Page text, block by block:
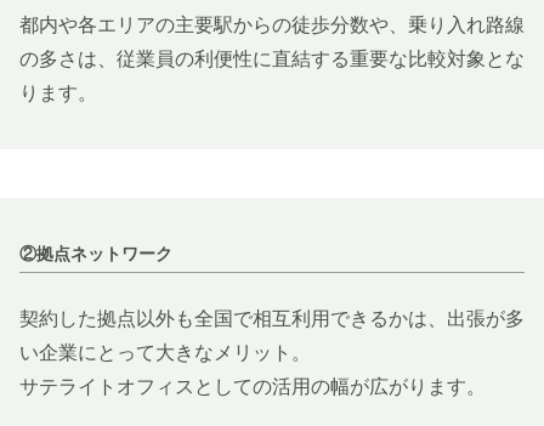
都内や各エリアの主要駅からの徒歩分数や、乗り入れ路線
の多さは、従業員の利便性に直結する重要な比較対象とな
ります。
②拠点ネットワーク
契約した拠点以外も全国で相互利用できるかは、出張が多
い企業にとって大きなメリット。
サテライトオフィスとしての活用の幅が広がります。